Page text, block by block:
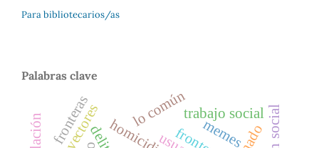
Para bibliotecarios/as
Palabras clave
homicidio memes
trabajo social
vectores lo común
fronteras